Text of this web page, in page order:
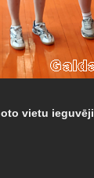
vietu ieguvēji